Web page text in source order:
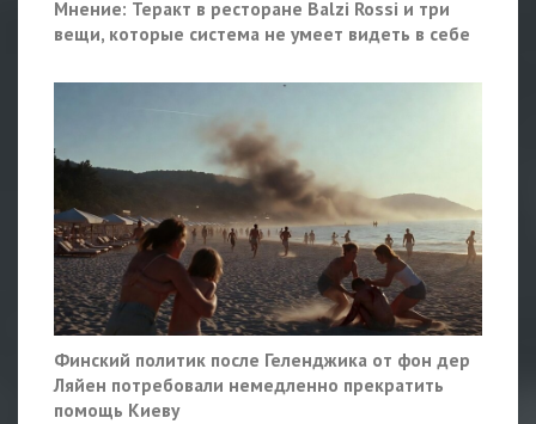
Мнение: Теракт в ресторане Balzi Rossi и три
вещи, которые система не умеет видеть в себе
Финский политик после Геленджика от фон дер
Ляйен потребовали немедленно прекратить
помощь Киеву